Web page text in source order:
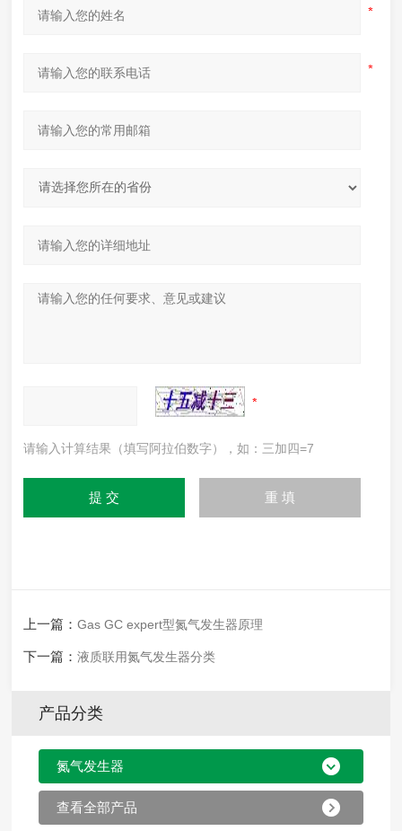
请输入计算结果（填写阿拉伯数字），如：三加四=7
上一篇：Gas GC expert型氮气发生器原理
下一篇：液质联用氮气发生器分类
产品分类
氮气发生器
查看全部产品